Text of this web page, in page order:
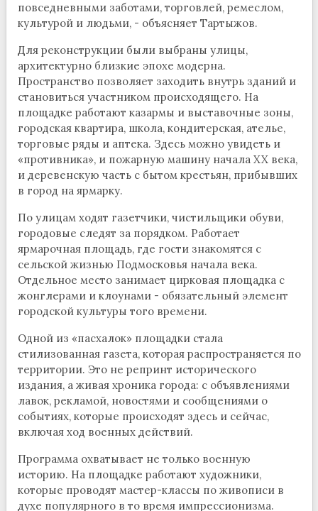
повседневными заботами, торговлей, ремеслом,
культурой и людьми, - объясняет Тартыжов.
Для реконструкции были выбраны улицы,
архитектурно близкие эпохе модерна.
Пространство позволяет заходить внутрь зданий и
становиться участником происходящего. На
площадке работают казармы и выставочные зоны,
городская квартира, школа, кондитерская, ателье,
торговые ряды и аптека. Здесь можно увидеть и
«противника», и пожарную машину начала XX века,
и деревенскую часть с бытом крестьян, прибывших
в город на ярмарку.
По улицам ходят газетчики, чистильщики обуви,
городовые следят за порядком. Работает
ярмарочная площадь, где гости знакомятся с
сельской жизнью Подмосковья начала века.
Отдельное место занимает цирковая площадка с
жонглерами и клоунами - обязательный элемент
городской культуры того времени.
Одной из «пасхалок» площадки стала
стилизованная газета, которая распространяется по
территории. Это не репринт исторического
издания, а живая хроника города: с объявлениями
лавок, рекламой, новостями и сообщениями о
событиях, которые происходят здесь и сейчас,
включая ход военных действий.
Программа охватывает не только военную
историю. На площадке работают художники,
которые проводят мастер-классы по живописи в
духе популярного в то время импрессионизма.